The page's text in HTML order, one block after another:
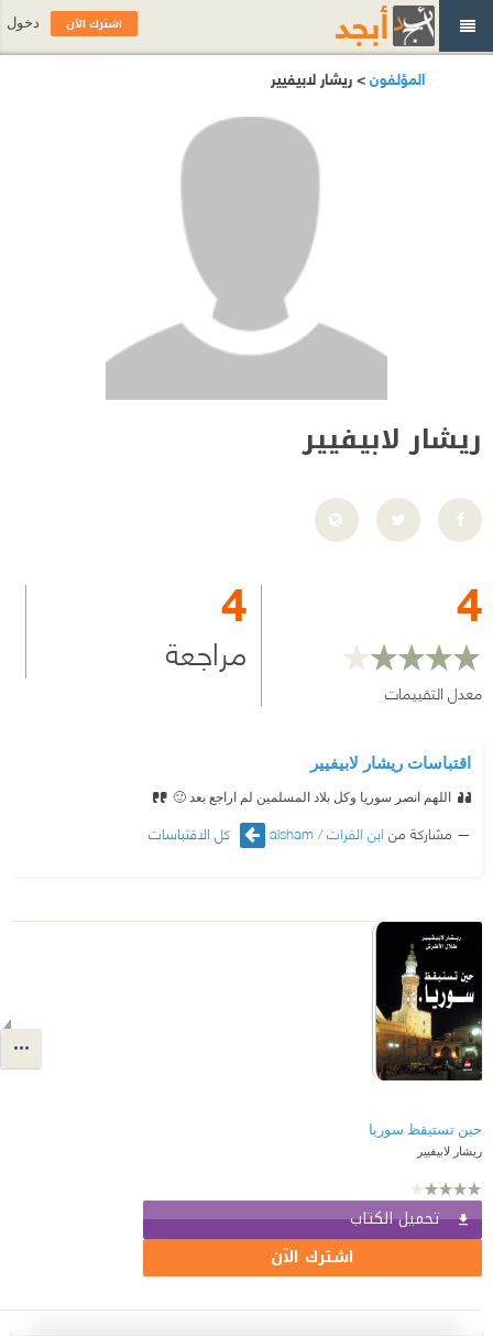
المؤلفون> ريشار لابيفيير
ريشار لابيفيير
4
معدل التقييمات
4
مراجعة
اقتباسات ريشار لابيفيير
اللهم انصر سوريا وكل بلاد المسلمين لم اراجع بعد 🙂
مشاركة من ابن الفرات / alsham كل الاقتباسات
حين تستيقظ سوريا
ريشار لابيفيير
تحميل الكتاب
اشترك الآن
اشترك الآن دخول